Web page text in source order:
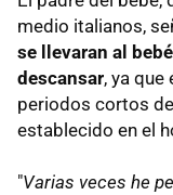
medio italianos,
se llevaran al
descansar, ya
periodos cortos
establecido en el
"Varias veces he